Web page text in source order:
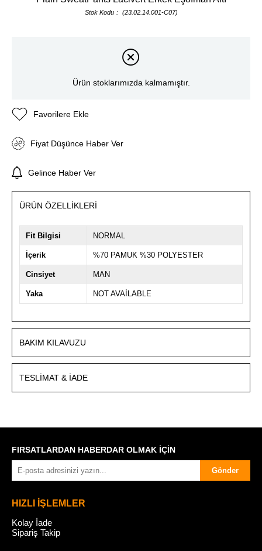
Stok Kodu (23.02.14.001-C07)
Ürün stoklarımızda kalmamıştır.
Favorilere Ekle
Fiyat Düşünce Haber Ver
Gelince Haber Ver
ÜRÜN ÖZELLIKLERI
Fit Bilgisi NORMAL
İçerik %70 PAMUK %30 POLYESTER
Cinsiyet MAN
Yaka NOT AVAİLABLE
BAKIM KILAVUZU
TESLIMAT & İADE
FIRSATLARDAN HABERDAR OLMAK İÇİN
Gönder
HIZLI İŞLEMLER
Kolay İade
Sipariş Takip